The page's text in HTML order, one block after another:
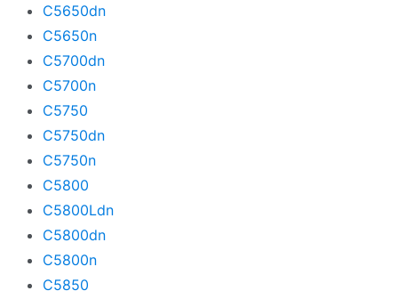
C5650dn
C5650n
C5700dn
C5700n
C5750
C5750dn
C5750n
C5800
C5800Ldn
C5800dn
C5800n
C5850